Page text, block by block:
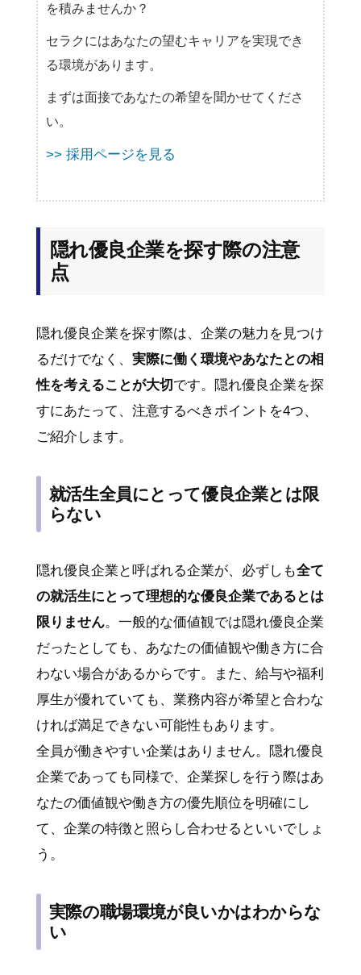
を積みませんか？
セラクにはあなたの望むキャリアを実現でき
る環境があります。
まずは面接であなたの希望を聞かせてくださ
い。
>> 採用ページを見る
隠れ優良企業を探す際の注意
点
隠れ優良企業を探す際は、企業の魅力を見つけ
るだけでなく、 実際に働く環境やあなたとの相
性を考えることが大切 です。隠れ優良企業を探
すにあたって、注意するべきポイントを4つ、
ご紹介します。
就活生全員にとって優良企業とは限
らない
隠れ優良企業と呼ばれる企業が、必ずしも全て
の就活生にとって理想的な優良企業であるとは
限りません。一般的な価値観では隠れ優良企業
だったとしても、あなたの価値観や働き方に合
わない場合があるからです。また、給与や福利
厚生が優れていても、業務内容が希望と合わな
ければ満足できない可能性もあります。
全員が働きやすい企業はありません。隠れ優良
企業であっても同様で、企業探しを行う際はあ
なたの価値観や働き方の優先順位を明確にし
て、企業の特徴と照らし合わせるといいでしょ
う。
実際の職場環境が良いかはわからな
い